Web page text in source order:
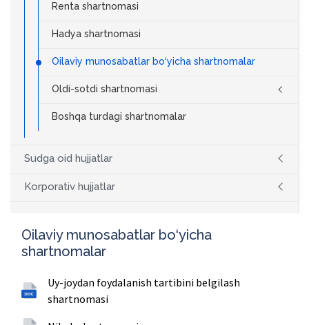
Renta shartnomasi
Hadya shartnomasi
Oilaviy munosabatlar bo‘yicha shartnomalar
Oldi-sotdi shartnomasi
Boshqa turdagi shartnomalar
Sudga oid hujjatlar
Korporativ hujjatlar
Oilaviy munosabatlar bo‘yicha
shartnomalar
Uy-joydan foydalanish tartibini belgilash
shartnomasi